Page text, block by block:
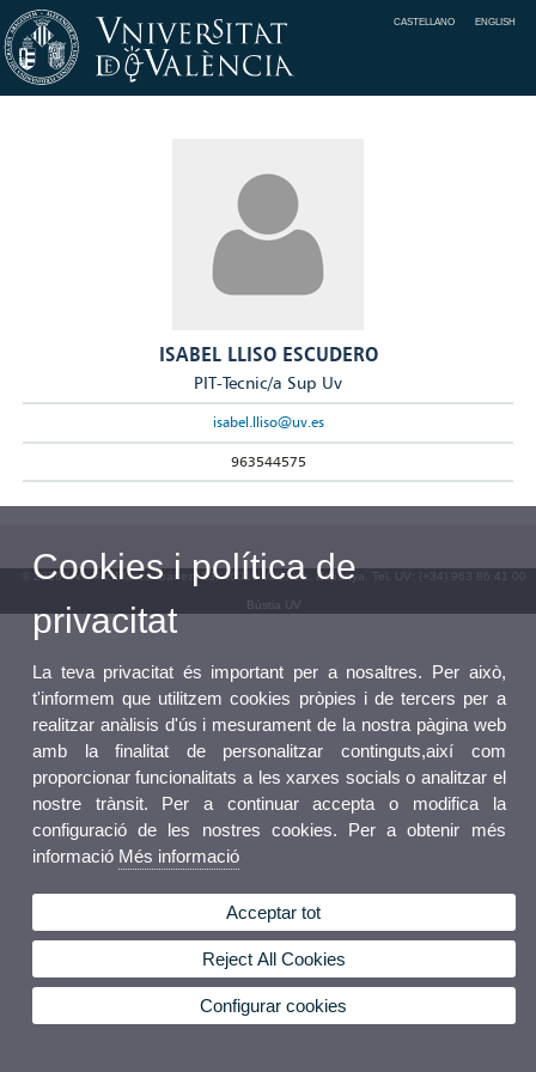
CASTELLANO ENGLISH
ISABEL LLISO ESCUDERO
PIT-Tecnic/a Sup Uv
isabel.lliso@uv.es
963544575
© 2026 UV. - Av. Blasco Ibáñez, 13. 46010 València. Espanya. Tel. UV: (+34) 963 86 41 00
Bústia UV
Cookies i política de
privacitat
La teva privacitat és important per a nosaltres. Per això,
t'informem que utilitzem cookies pròpies i de tercers per a
realitzar anàlisis d'ús i mesurament de la nostra pàgina web
amb la finalitat de personalitzar continguts,així com
proporcionar funcionalitats a les xarxes socials o analitzar el
nostre trànsit. Per a continuar accepta o modifica la
configuració de les nostres cookies. Per a obtenir més
informació Més informació
Acceptar tot
Reject All Cookies
Configurar cookies